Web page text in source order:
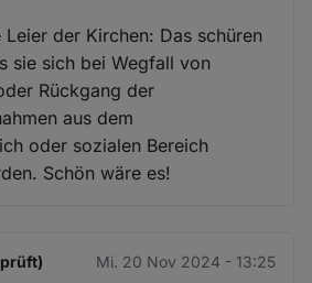
der Kirchen: Das schüren
sie sich bei Wegfall von
Rückgang der
aus dem
oder sozialen Bereich
Schön wäre es!
Mi. 20 Nov 2024 - 13:25